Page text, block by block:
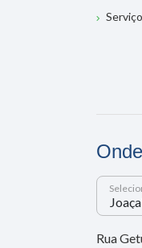
Rua